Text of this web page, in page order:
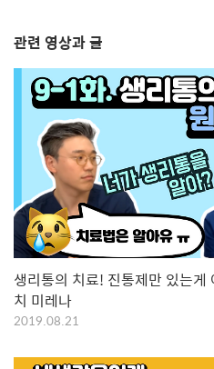
관련 영상과 글
생리통의 치료! 진통제만 있는
치 미레나
2019.08.21